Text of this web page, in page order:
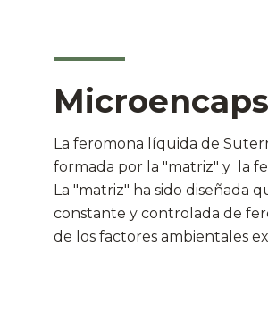
La feromona líquida de
formada por la "matriz" y la
La "matriz" ha sido diseñada
constante y controlada de
de los factores ambientales